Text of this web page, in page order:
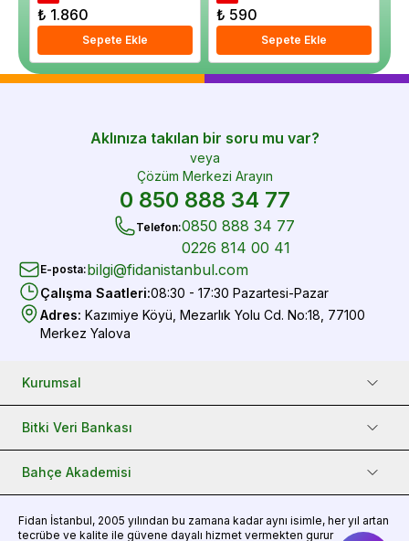
₺ 1.860
Sepete Ekle
₺ 590
Sepete Ekle
Aklınıza takılan bir soru mu var?
veya
Çözüm Merkezi Arayın
0 850 888 34 77
Telefon:0850 888 34 77
0226 814 00 41
E-posta:bilgi@fidanistanbul.com
Çalışma Saatleri:08:30 - 17:30 Pazartesi-Pazar
Adres: Kazımiye Köyü, Mezarlık Yolu Cd. No:18, 77100
Merkez Yalova
Kurumsal
Bitki Veri Bankası
Bahçe Akademisi
Fidan İstanbul, 2005 yılından bu zamana kadar aynı isimle, her yıl artan
tecrübe ve kalite ile güvene dayalı hizmet vermekten gurur